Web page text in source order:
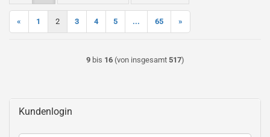
« 1 2 3 4 5 ... 65 »
9bis 16(von insgesamt 517)
Kundenlogin